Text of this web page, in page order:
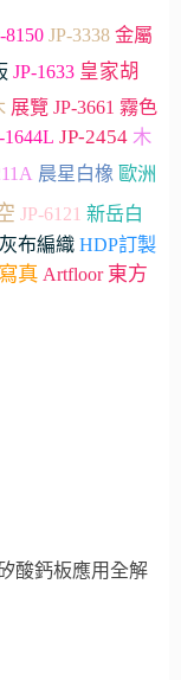
8150 JP-3338 金屬
JP-1633 皇家胡
展覽 JP-3661 霧色
1644L JP-2454 木
晨星白橡 歐洲
JP-6121 新岳白
灰布編織 HDP訂製
真 Artfloor 東方
酸鈣板應用全解